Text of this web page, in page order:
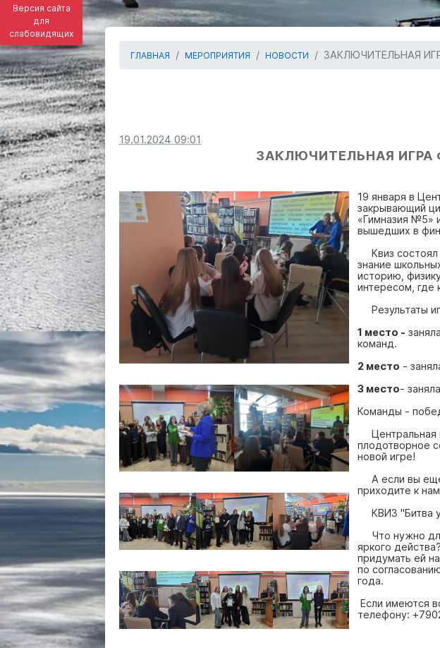
Версия сайта
для
слабовидящих
ГЛАВНАЯ МЕРОПРИЯТИЯ НОВОСТИ ЗАКЛЮЧИТЕЛЬНАЯ
19.01.2024 09:01
ЗАКЛЮЧИТЕЛЬНАЯ ИГРА
19 января в
закрывающий
«Гимназия №5»
вышедших в
Квиз состоял
знание
историю,
интересом, где
Результаты
1 место -
команд.
2 место -
3 место-
Команды -
Центральная
плодотворное
новой игре!
А если вы еще
приходите к
КВИЗ "Битва
Что нужно для
яркого
придумать ей
по
года.
Если имеются
телефону: